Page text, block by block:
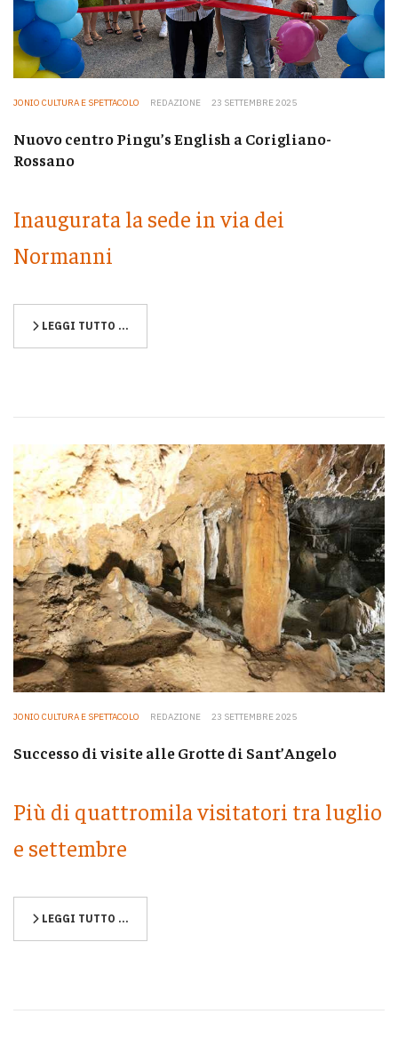
JONIO CULTURA E SPETTACOLO REDAZIONE 23 SETTEMBRE 2025
Nuovo centro Pingu’s English a Corigliano-
Rossano
Inaugurata la sede in via dei
Normanni
LEGGI TUTTO …
JONIO CULTURA E SPETTACOLO REDAZIONE 23 SETTEMBRE 2025
Successo di visite alle Grotte di Sant’Angelo
Più di quattromila visitatori tra luglio
e settembre
LEGGI TUTTO …